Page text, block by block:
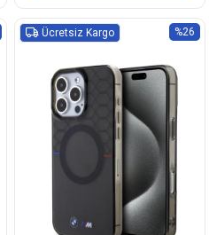
%26
Ücretsiz Kargo